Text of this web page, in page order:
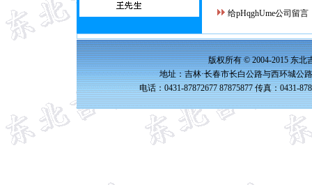
给pHqghUme公司留言
版权所有 © 2004-2015 东北
地址：吉林·长春市长白公路与西环城公
电话：0431-87872677 87875877 传真：0431-